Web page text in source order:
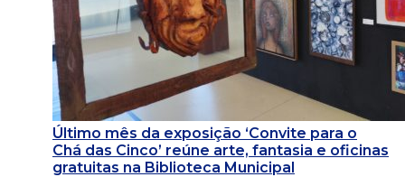
Último mês da exposição ‘Convite para o
Chá das Cinco’ reúne arte, fantasia e oficinas
gratuitas na Biblioteca Municipal